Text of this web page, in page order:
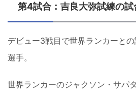
第4試合：吉良大弥試練の
デビュー3戦目で世界ランカーと
選手。
世界ランカーのジャクソン・サパ